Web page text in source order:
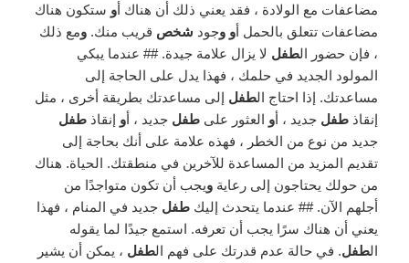
مضاعفات مع الولادة ، فقد يعني ذلك أن هناك أو ستكون هناك
مضاعفات تتعلق بالحمل أو وجود شخص قريب منك.ومع ذلك
، فإن حضور الطفل لا يزال علامة جيدة. ## عندما يبكي
المولود الجديد في حلمك ، فهذا يدل على الحاجة إلى
مساعدتك. إذا احتاج الطفل إلى مساعدتك بطريقة أخرى ، مثل
إنقاذطفل جديد ، أو العثور علىطفل جديد ، أو إنقاذطفل
جديد من نوع من الخطر ، فهذه علامة على أنك بحاجة إلى
تقديم المزيد من المساعدة للآخرين في منطقتك. الحياة. هناك
من حولك يحتاجون إلى رعايةويجب أن تكون متواجدًا من
أجلهم الآن. ## عندما يتحدث إليكطفل جديد في المنام ، فهذا
يعني أن هناك سرًا يجب أن تعرفه. استمع جيدًا لما يقوله
الطفل. في حالة عدم قدرتك على فهم الطفل ، يمكن أن يشير